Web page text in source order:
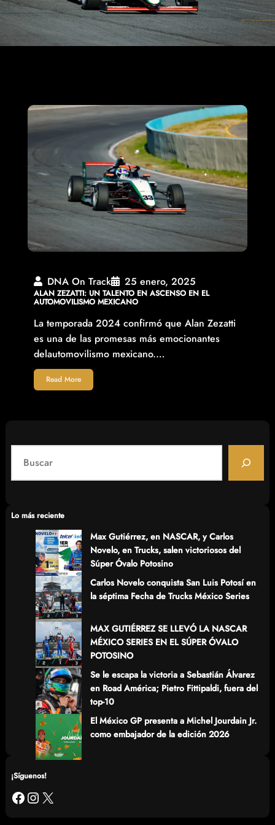
DNA On Track 25 enero, 2025
ALAN ZEZATTI: UN TALENTO EN ASCENSO EN EL
AUTOMOVILISMO MEXICANO
La temporada 2024 confirmó que Alan Zezatti
es una de las promesas más emocionantes
delautomovilismo mexicano.…
Read More
a
cLo más reciente
Max Gutiérrez, en NASCAR, y Carlos
Novelo, en Trucks, salen victoriosos del
Súper Óvalo Potosino
Carlos Novelo conquista San Luis Potosí en
la séptima Fecha de Trucks México Series
MAX GUTIÉRREZ SE LLEVÓ LA NASCAR
MÉXICO SERIES EN EL SÚPER ÓVALO
POTOSINO
Se le escapa la victoria a Sebastián Álvarez
en Road América; Pietro Fittipaldi, fuera del
top-10
El México GP presenta a Michel Jourdain Jr.
como embajador de la edición 2026
¡Síguenos!
Facebook Instagram X